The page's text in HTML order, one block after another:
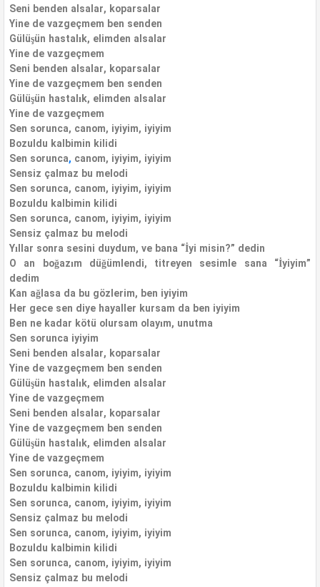
Seni benden alsalar, koparsalar
Yine de vazgeçmem ben senden
Gülüşün hastalık, elimden alsalar
Yine de vazgeçmem
Seni benden alsalar, koparsalar
Yine de vazgeçmem ben senden
Gülüşün hastalık, elimden alsalar
Yine de vazgeçmem
Sen sorunca, canom, iyiyim, iyiyim
Bozuldu kalbimin kilidi
Sen sorunca, canom, iyiyim, iyiyim
Sensiz çalmaz bu melodi
Sen sorunca, canom, iyiyim, iyiyim
Bozuldu kalbimin kilidi
Sen sorunca, canom, iyiyim, iyiyim
Sensiz çalmaz bu melodi
Yıllar sonra sesini duydum, ve bana “İyi misin?” dedin
O an boğazım düğümlendi, titreyen sesimle sana “İyiyim”
dedim
Kan ağlasa da bu gözlerim, ben iyiyim
Her gece sen diye hayaller kursam da ben iyiyim
Ben ne kadar kötü olursam olayım, unutma
Sen sorunca iyiyim
Seni benden alsalar, koparsalar
Yine de vazgeçmem ben senden
Gülüşün hastalık, elimden alsalar
Yine de vazgeçmem
Seni benden alsalar, koparsalar
Yine de vazgeçmem ben senden
Gülüşün hastalık, elimden alsalar
Yine de vazgeçmem
Sen sorunca, canom, iyiyim, iyiyim
Bozuldu kalbimin kilidi
Sen sorunca, canom, iyiyim, iyiyim
Sensiz çalmaz bu melodi
Sen sorunca, canom, iyiyim, iyiyim
Bozuldu kalbimin kilidi
Sen sorunca, canom, iyiyim, iyiyim
Sensiz çalmaz bu melodi